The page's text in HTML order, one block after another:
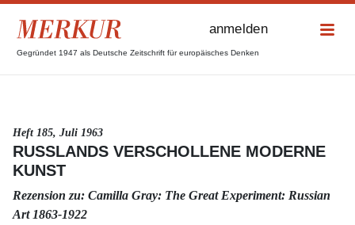
Gegründet 1947 als Deutsche Zeitschrift für europäisches Denken
anmelden
Heft 185, Juli 1963
RUSSLANDS VERSCHOLLENE MODERNE K
UNST
Rezension zu: Camilla Gray: The Great Experiment: Russian
Art 1863-1922